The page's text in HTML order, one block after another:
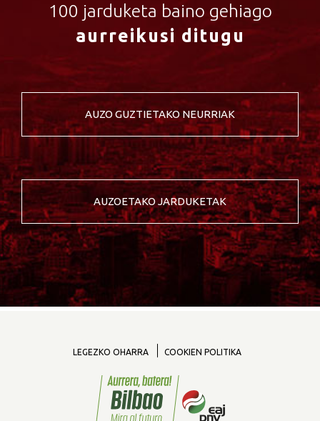
100 jarduketa baino gehiago
aurreikusi ditugu
AUZO GUZTIETAKO NEURRIAK
AUZOETAKO JARDUKETAK
LEGEZKO OHARRA COOKIEN POLITIKA